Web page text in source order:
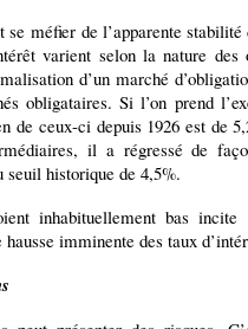
se méfier de l’apparente
varient selon la nature des
d’un marché
obligataires. Si l’on prend
de ceux-ci depuis 1926 est de
il a régressé de
seuil historique de 4,5%.
inhabituellement bas
imminente des taux